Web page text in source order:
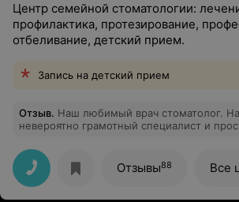
Центр семейной стоматологии:
профилактика, протезирование,
отбеливание, детский прием.
Запись на детский прием
Отзыв. Наш любимый врач стоматолог.
невероятно грамотный специалист и
хорошим настроением и с кучей
бережному отношению , профилактике
спасибо Вам за Ваши труды!!!
Отзывы88 Все